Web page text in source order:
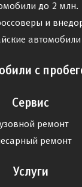
до 2 млн.
и
автомобили
с
Сервис
ремонт
ремонт
Услуги